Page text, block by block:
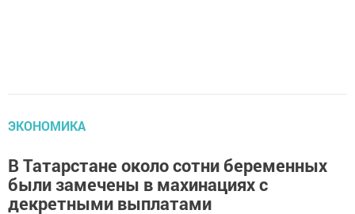
ЭКОНОМИКА
В Татарстане около сотни беременных
были замечены в махинациях с
декретными выплатами